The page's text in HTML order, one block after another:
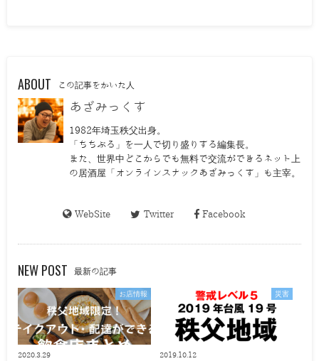
ABOUT この記事をかいた人
あざみっくす
1982年埼玉秩父出身。
「ちちぶる」を一人で切り盛りする編集長。
また、世界中どこからでも無料で交流ができるネット上
の居酒屋「オンラインスナックあざみっくす」も主宰。
WebSite Twitter Facebook
NEW POST 最新の記事
お店情報
2020.3.29
災害
2019.10.12